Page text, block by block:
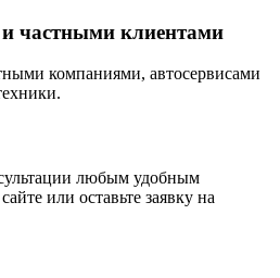
и частными клиентами
компаниями, автосервисами
любым удобным
или оставьте заявку на